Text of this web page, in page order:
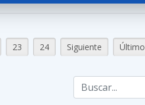
23 24 Siguiente Último